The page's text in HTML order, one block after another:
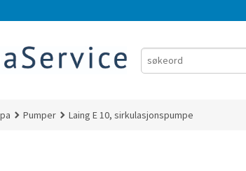
Pumper Laing E 10, sirkulasjonspumpe